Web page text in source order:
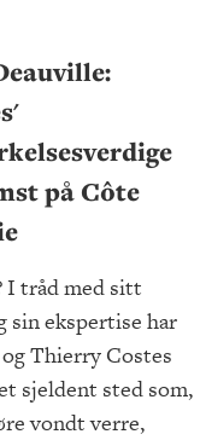
på Côte
I tråd med sitt
sin ekspertise har
Thierry Costes
sjeldent sted som,
vondt verre,